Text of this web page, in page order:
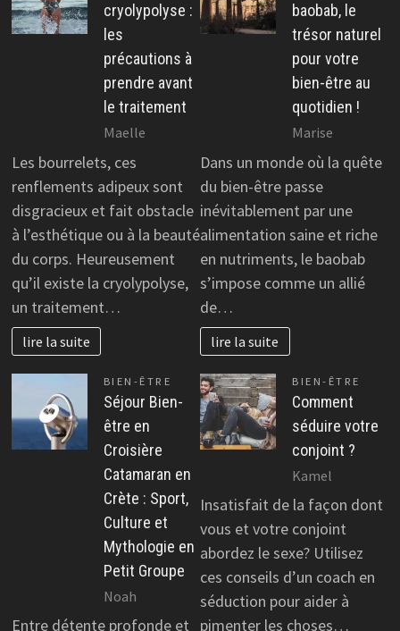
cryolypolyse :
les
précautions à
prendre avant
le traitement
Maelle
Les bourrelets, ces
renflements adipeux sont
disgracieux et fait obstacle
à l’esthétique ou à la beauté
du corps. Heureusement
qu’il existe la cryolypolyse,
un traitement…
lire la suite
baobab, le
trésor naturel
pour votre
bien-être au
quotidien !
Marise
Dans un monde où la quête
du bien-être passe
inévitablement par une
alimentation saine et riche
en nutriments, le baobab
s’impose comme un allié
de…
lire la suite
BIEN-ÊTRE
Séjour Bien-
être en
Croisière
Catamaran en
Crète : Sport,
Culture et
Mythologie en
Petit Groupe
Noah
Entre détente profonde et
BIEN-ÊTRE
Comment
séduire votre
conjoint ?
Kamel
Insatisfait de la façon dont
vous et votre conjoint
abordez le sexe? Utilisez
ces conseils d’un coach en
séduction pour aider à
pimenter les choses…